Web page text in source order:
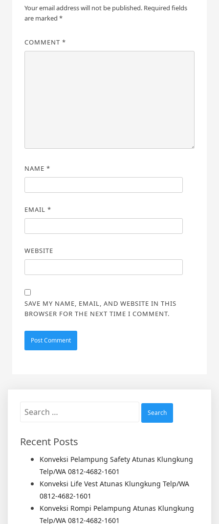
Your email address will not be published. Required fields
are marked *
COMMENT *
NAME *
EMAIL *
WEBSITE
SAVE MY NAME, EMAIL, AND WEBSITE IN THIS
BROWSER FOR THE NEXT TIME I COMMENT.
Search
Recent Posts
Konveksi Pelampung Safety Atunas Klungkung
Telp/WA 0812-4682-1601
Konveksi Life Vest Atunas Klungkung Telp/WA
0812-4682-1601
Konveksi Rompi Pelampung Atunas Klungkung
Telp/WA 0812-4682-1601